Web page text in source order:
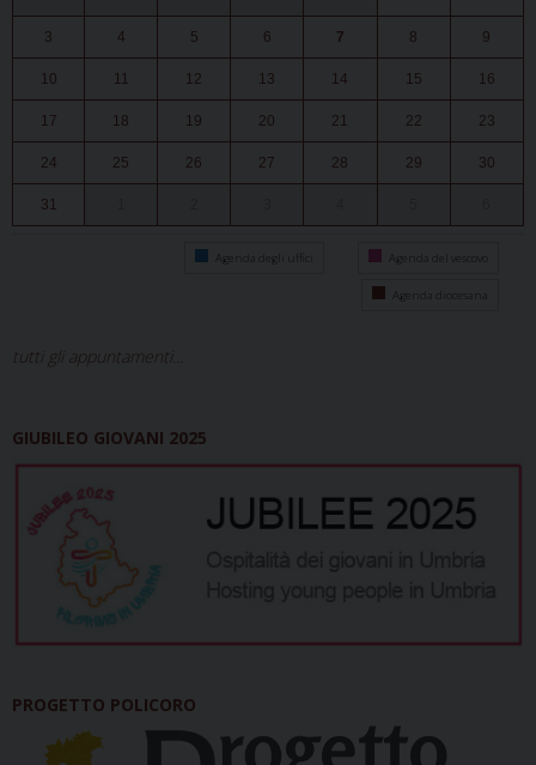
3 4 5 6 7 8 9
10 11 12 13 14 15 16
17 18 19 20 21 22 23
24 25 26 27 28 29 30
31
Agenda degli uffici Agenda del vescovo
Agenda diocesana
tutti gli appuntamenti...
GIUBILEO GIOVANI 2025
PROGETTO POLICORO